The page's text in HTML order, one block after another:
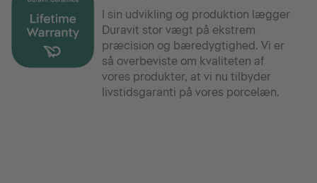
I sin udvikling og produktion lægger
Duravit stor vægt på ekstrem
præcision og bæredygtighed. Vi er
så overbeviste om kvaliteten af
vores produkter, at vi nu tilbyder
livstidsgaranti på vores porcelæn.